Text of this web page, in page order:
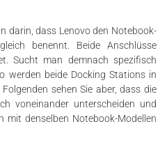
darin, dass Lenovo den Notebook-
benennt. Beide Anschlüsse
Sucht man demnach spezifisch
werden beide Docking Stations in
sehen Sie aber, dass die
voneinander unterscheiden und
denselben Notebook-Modellen